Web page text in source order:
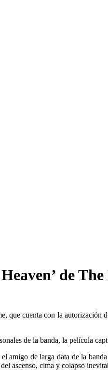
de
cuenta con la autorización
de la banda, la película
de larga data de la
ascenso, cima y colapso